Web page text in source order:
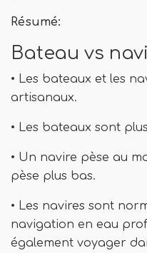
Résumé:
Bateau vs
• Les bateaux et les
artisanaux.
• Les bateaux sont
• Un navire pèse au
pèse plus bas.
• Les navires sont
navigation en eau
également voyager